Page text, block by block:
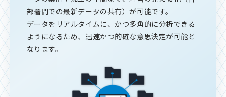
部署間での最新データの共有）が可能です。
データをリアルタイムに、かつ多角的に分析できる
ようになるため、迅速かつ的確な意思決定が可能と
なります。